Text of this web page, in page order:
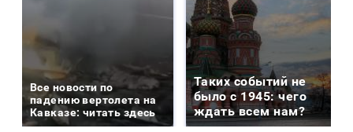
Все новости по
падению вертолета на
Кавказе: читать здесь
Таких событий не
было с 1945: чего
ждать всем нам?